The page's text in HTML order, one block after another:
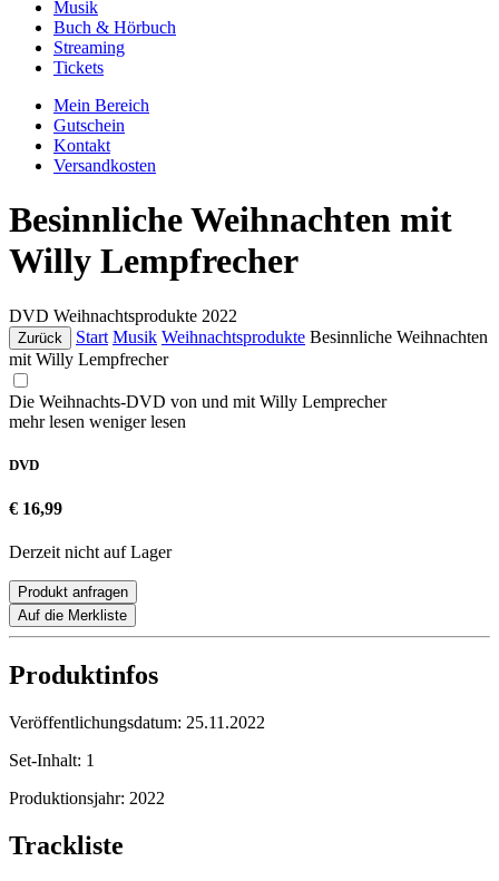
Musik
Buch & Hörbuch
Streaming
Tickets
Mein Bereich
Gutschein
Kontakt
Versandkosten
Besinnliche Weihnachten mit
Willy Lempfrecher
DVD Weihnachtsprodukte 2022
Zurück Start Musik Weihnachtsprodukte Besinnliche Weihnachten
mit Willy Lempfrecher
Die Weihnachts-DVD von und mit Willy Lemprecher
mehr lesen weniger lesen
DVD
€ 16,99
Derzeit nicht auf Lager
Produkt anfragen
Auf die Merkliste
Produktinfos
Veröffentlichungsdatum: 25.11.2022
Set-Inhalt: 1
Produktionsjahr: 2022
Trackliste